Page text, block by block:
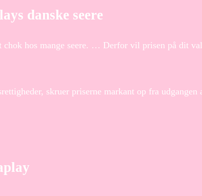
danske seere
hos mange seere. … Derfor vil prisen på dit
skruer priserne markant op fra udgangen